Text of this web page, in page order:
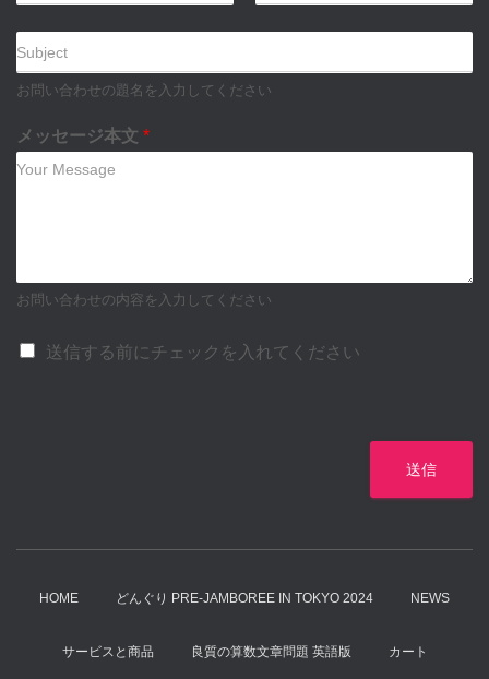
名
お問い合わせの題名を入力してください
メッセージ本文 *
お問い合わせの内容を入力してください
送信する前にチェックを入れてください
送信
HOME どんぐり PRE-JAMBOREE IN TOKYO 2024 NEWS
サービスと商品 良質の算数文章問題 英語版 カート